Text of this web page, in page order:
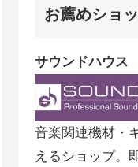
お薦めショ
サウンドハウス
音楽関連機材・
えるショップ。